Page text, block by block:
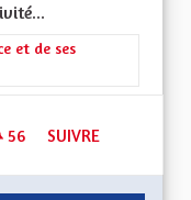
et de ses
56 56 ABONNÉS
SUIVRE